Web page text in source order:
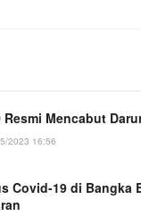
Resmi Mencabut
2023 16:56
Covid-19 di Bangka